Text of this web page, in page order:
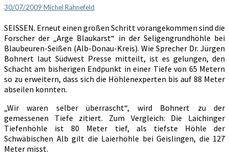
30/07/2009 Michel Rahnefeld
SEISSEN. Erneut einen großen Schritt vorangekommen sind die
Forscher der „Arge Blaukarst“ in der Seligengrundhöhle bei
Blaubeuren-Seißen (Alb-Donau-Kreis). Wie Sprecher Dr. Jürgen
Bohnert laut Südwest Presse mitteilt, ist es gelungen, den
Schacht am bisherigen Endpunkt in einer Tiefe von 65 Metern
so zu erweitern, dass sich die Höhlenexperten bis auf 88 Meter
abseilen konnten.
„Wir waren selber überrascht“, wird Bohnert zu der
gemessenen Tiefe zitiert. Zum Vergleich: Die Laichinger
Tiefenhöhle ist 80 Meter tief, als tiefste Höhle der
Schwäbischen Alb gilt die Laierhöhle bei Geislingen, die 127
Meter misst.